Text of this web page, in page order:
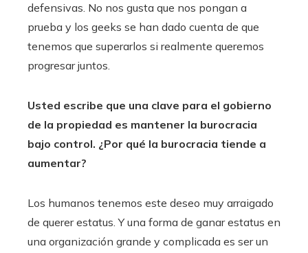
defensivas. No nos gusta que nos pongan a
prueba y los geeks se han dado cuenta de que
tenemos que superarlos si realmente queremos
progresar juntos.
Usted escribe que una clave para el gobierno
de la propiedad es mantener la burocracia
bajo control. ¿Por qué la burocracia tiende a
aumentar?
Los humanos tenemos este deseo muy arraigado
de querer estatus. Y una forma de ganar estatus en
una organización grande y complicada es ser un